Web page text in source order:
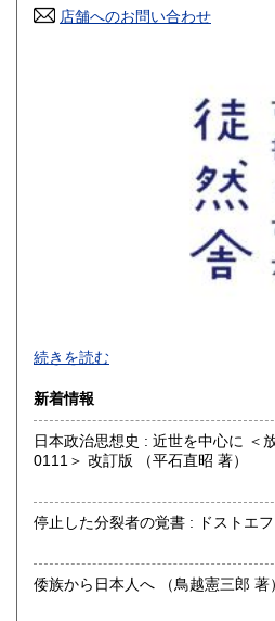
高知県 300円
300円
300円
300円
店舗へのお問い合わせ
【 厚紙封筒＋OPP袋で丁寧梱包 /
します
沿線名：-
最寄駅：-
定休日：-
〈 人文書・美術書・専門書 〉
続きを読む
新着情報
日本政治思想史 : 近世を中心に ＜
0111＞ 改訂版 （平石直昭 著）
倭族から日本人へ （鳥越憲三郎 著）